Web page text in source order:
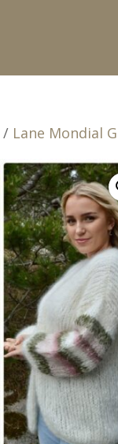
/ Lane Mondial